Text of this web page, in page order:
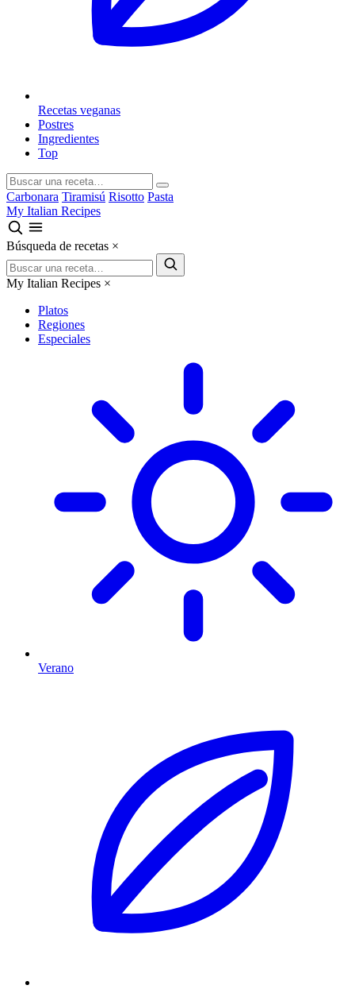
Recetas veganas
Postres
Ingredientes
Top
Carbonara Tiramisú Risotto Pasta
My Italian Recipes
Búsqueda de recetas ×
My Italian Recipes ×
Platos
Regiones
Especiales
Verano